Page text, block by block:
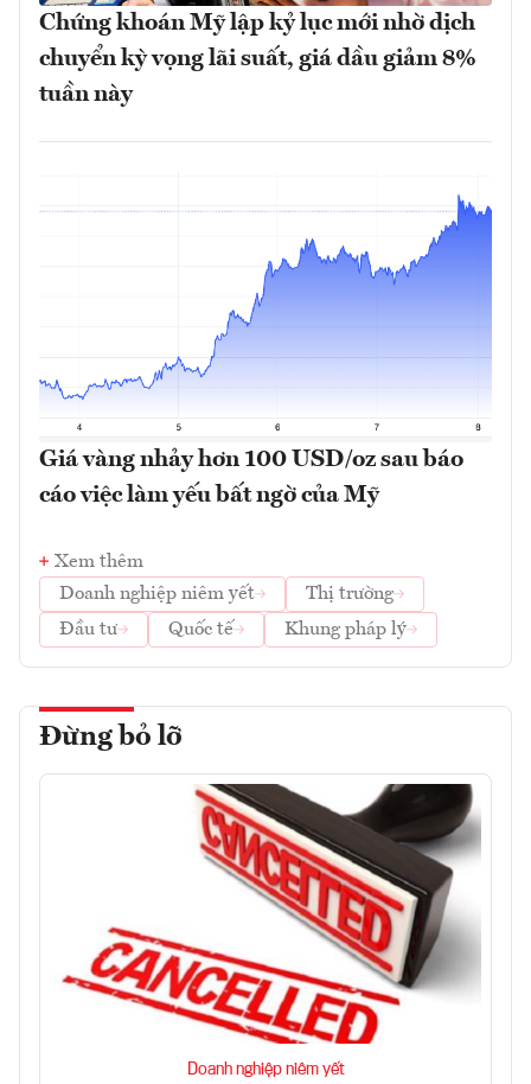
Chứng khoán Mỹ lập kỷ lục mới nhờ dịch
chuyển kỳ vọng lãi suất, giá dầu giảm 8%
tuần này
Giá vàng nhảy hơn 100 USD/oz sau báo
cáo việc làm yếu bất ngờ của Mỹ
Xem thêm
Doanh nghiệp niêm yết
Thị trường
Đầu tư
Quốc tế Khung pháp lý
Đừng bỏ lỡ
Doanh nghiệp niêm yết